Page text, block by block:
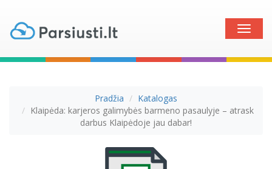
Toggle
Pradžia
Katalogas
Klaipėda: karjeros galimybės barmeno pasaulyje – atrask
darbus Klaipėdoje jau dabar!